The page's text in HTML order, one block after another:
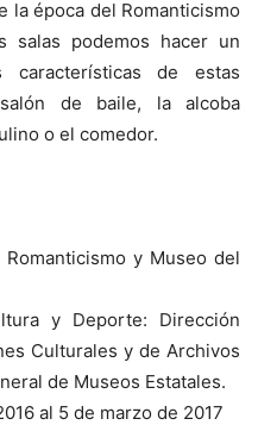
la época del Romanticismo
salas podemos hacer un
de estas
de baile, la alcoba
o el comedor.
y Museo del
y Deporte: Dirección
Culturales y de Archivos
de Museos Estatales.
al 5 de marzo de 2017